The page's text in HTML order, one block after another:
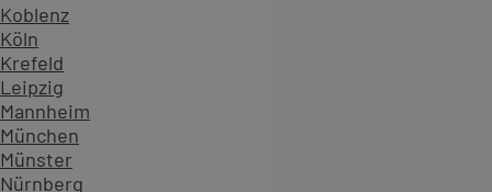
Koblenz
Köln
Krefeld
Leipzig
Mannheim
München
Münster
Nürnberg
Startseite
Zahlen, die Vertrauen schaffen - überzeugen Sie sich
234.629
Teilnehmende
904